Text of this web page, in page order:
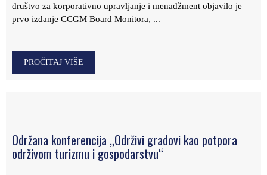
društvo za korporativno upravljanje i menadžment objavilo je
prvo izdanje CCGM Board Monitora, ...
PROČITAJ VIŠE
Održana konferencija „Održivi gradovi kao potpora
održivom turizmu i gospodarstvu“